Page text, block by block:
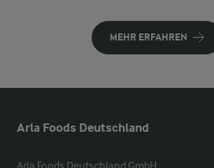
MEHR ERFAHREN
Arla Foods Deutschland